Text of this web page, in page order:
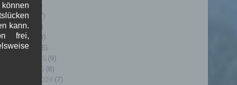
Juli 2025
(9)
Juni 2025
(7)
Mai 2025
(3)
April 2025
(8)
März 2025
(5)
Februar 2025 (9)
Januar 2025 (8)
Dezember 2024 (7)
kann.
frei,